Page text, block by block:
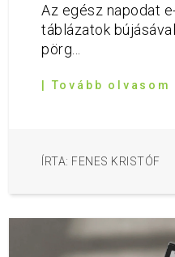
Az egész napodat
táblázatok
pörg...
| Tovább olvasom
ÍRTA: FENES KRISTÓF